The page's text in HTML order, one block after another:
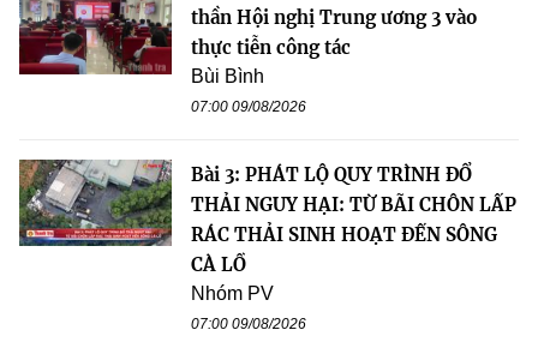
thần Hội nghị Trung ương 3 vào
thực tiễn công tác
Bùi Bình
07:00 09/08/2026
Bài 3: PHÁT LỘ QUY TRÌNH ĐỔ
THẢI NGUY HẠI: TỪ BÃI CHÔN LẤP
RÁC THẢI SINH HOẠT ĐẾN SÔNG
CÀ LỒ
Nhóm PV
07:00 09/08/2026